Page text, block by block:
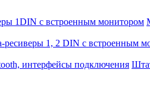
1DIN с встроенным монитором
ресиверы 1, 2 DIN с встроенным
интерфейсы подключения